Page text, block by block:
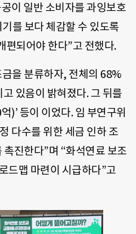
이 일반 소비자를 과잉보호
를 보다 체감할 수 있도록
편되어야 한다”고 전했다.
을 분류하자, 전체의 68%
고 있음이 밝혀졌다. 그 뒤를
)’ 등이 이었다. 임 부연구위
다수를 위한 세금 인하 조
진한다”며 “화석연료 보조
드맵 마련이 시급하다”고